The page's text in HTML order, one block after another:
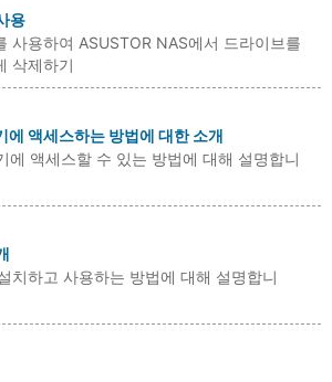
용
사용하여 ASUSTOR NAS에서 드라이브를
삭제하기
에 액세스하는 방법에 대한 소개
에 액세스할 수 있는 방법에 대해 설명합니
치하고 사용하는 방법에 대해 설명합니